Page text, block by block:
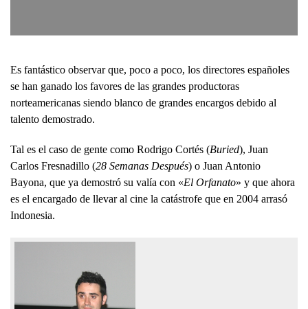
Es fantástico observar que, poco a poco, los directores españoles
se han ganado los favores de las grandes productoras
norteamericanas siendo blanco de grandes encargos debido al
talento demostrado.
Tal es el caso de gente como Rodrigo Cortés (Buried), Juan
Carlos Fresnadillo (28 Semanas Después) o Juan Antonio
Bayona, que ya demostró su valía con «El Orfanato» y que ahora
es el encargado de llevar al cine la catástrofe que en 2004 arrasó
Indonesia.